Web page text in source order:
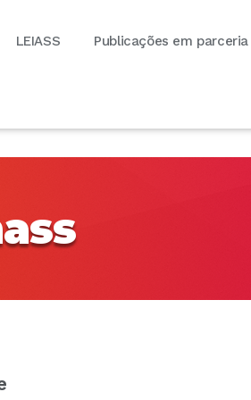
LEIASS Publicações em parceria